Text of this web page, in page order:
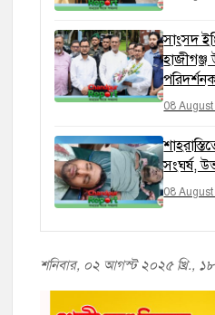
সাংসদ
হাজীগঞ্জ
08
সংঘর্ষ,
08
শনিবার, ০২ আগস্ট ২০২৫ খ্রি., ১৮